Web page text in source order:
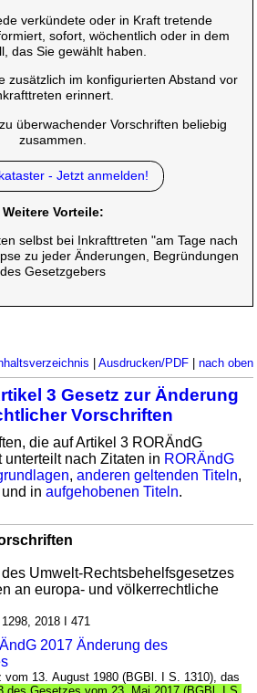
verkündete oder in Kraft tretende
sofort, wöchentlich oder in dem
das Sie gewählt haben.
zusätzlich im konfigurierten Abstand vor
erinnert.
überwachender Vorschriften beliebig
zusammen.
- Jetzt anmelden!
Weitere Vorteile:
selbst bei Inkrafttreten "am Tage nach
zu jeder Änderungen, Begründungen
des Gesetzgebers
Ausdrucken/PDF| nach oben
3 Gesetz zur Änderung
Vorschriften
die auf Artikel 3 RORÄndG
nach Zitaten in RORÄndG
,anderen geltenden Titeln,
und inaufgehobenen Titeln.
Umwelt-Rechtsbehelfsgesetzes
an europa- und völkerrechtliche
2018 I 471
2017 Änderung des
vom 13. August 1980 (BGBl. I S. 1310), das